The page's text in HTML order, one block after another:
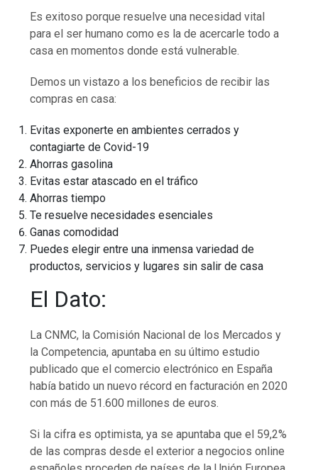
Es exitoso porque resuelve una necesidad vital
para el ser humano como es la de acercarle todo a
casa en momentos donde está vulnerable.
Demos un vistazo a los beneficios de recibir las
compras en casa:
Evitas exponerte en ambientes cerrados y
contagiarte de Covid-19
Ahorras gasolina
Evitas estar atascado en el tráfico
Ahorras tiempo
Te resuelve necesidades esenciales
Ganas comodidad
Puedes elegir entre una inmensa variedad de
productos, servicios y lugares sin salir de casa
El Dato:
La CNMC, la Comisión Nacional de los Mercados y
la Competencia, apuntaba en su último estudio
publicado que el comercio electrónico en España
había batido un nuevo récord en facturación en 2020
con más de 51.600 millones de euros.
Si la cifra es optimista, ya se apuntaba que el 59,2%
de las compras desde el exterior a negocios online